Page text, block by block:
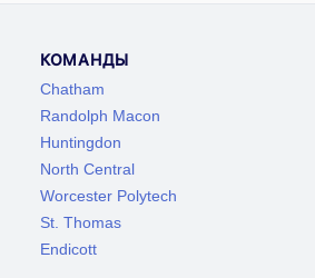
КОМАНДЫ
Chatham
Randolph Macon
Huntingdon
North Central
Worcester Polytech
St. Thomas
Endicott